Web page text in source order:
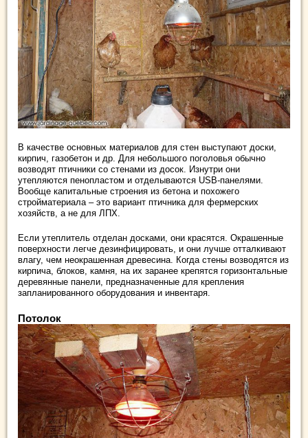
В качестве основных материалов для стен выступают доски,
кирпич, газобетон и др. Для небольшого поголовья обычно
возводят птичники со стенами из досок. Изнутри они
утепляются пенопластом и отделываются USB-панелями.
Вообще капитальные строения из бетона и похожего
стройматериала – это вариант птичника для фермерских
хозяйств, а не для ЛПХ.
Если утеплитель отделан досками, они красятся. Окрашенные
поверхности легче дезинфицировать, и они лучше отталкивают
влагу, чем неокрашенная древесина. Когда стены возводятся из
кирпича, блоков, камня, на их заранее крепятся горизонтальные
деревянные панели, предназначенные для крепления
запланированного оборудования и инвентаря.
Потолок